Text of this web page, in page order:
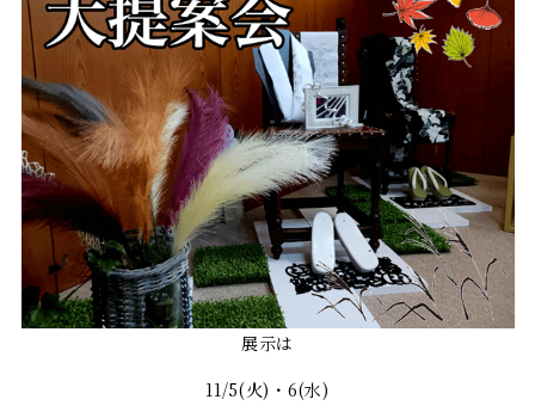
展示は
11/5(火)・6(水)